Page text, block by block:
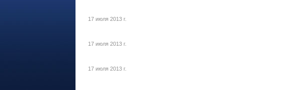
17 июля 2013 г.
17 июля 2013 г.
17 июля 2013 г.